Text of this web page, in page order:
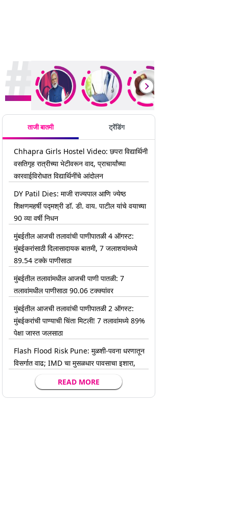
ताजी बातमी ट्रेंडिंग
Chhapra Girls Hostel Video: छपरा विद्यार्थिनी
वसतिगृह रात्रीच्या भेटीवरून वाद, प्राचार्यांच्या
कारवाईविरोधात विद्यार्थिनींचे आंदोलन
DY Patil Dies: माजी राज्यपाल आणि ज्येष्ठ
शिक्षणमहर्षी पद्मश्री डॉ. डी. वाय. पाटील यांचे वयाच्या
90 व्या वर्षी निधन
मुंबईतील आजची तलावांची पाणीपातळी 4 ऑगस्ट:
मुंबईकरांसाठी दिलासादायक बातमी, 7 जलाशयांमध्ये
89.54 टक्के पाणीसाठा
मुंबईतील तलावांमधील आजची पाणी पातळी: 7
तलावांमधील पाणीसाठा 90.06 टक्क्यांवर
मुंबईतील आजची तलावांची पाणीपातळी 2 ऑगस्ट:
मुंबईकरांची पाण्याची चिंता मिटली! 7 तलावांमध्ये 89%
पेक्षा जास्त जलसाठा
Flash Flood Risk Pune: मुळशी-पवना धरणातून
विसर्गात वाढ; IMD चा मुसळधार पावसाचा इशारा,
READ MORE